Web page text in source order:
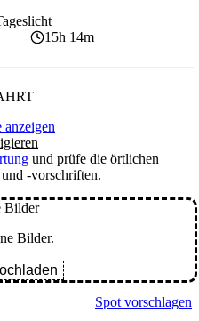
15h 14m
und prüfe die örtlichen
-vorschriften.
Bilder
Bilder.
Spot vorschlagen